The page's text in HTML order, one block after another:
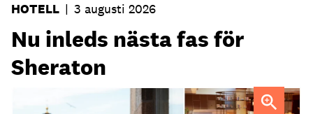
HOTELL | 3 augusti 2026
Nu inleds nästa fas för
Sheraton
Elin Roquet